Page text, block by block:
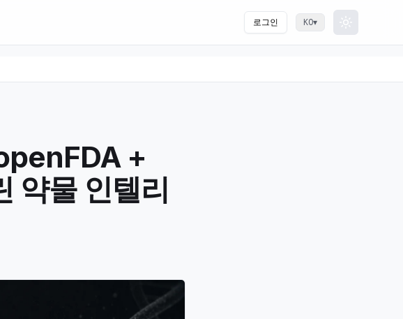
로그인 KO▾
Toggle
+
약물 인텔리